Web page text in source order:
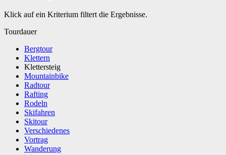
Klick auf ein Kriterium filtert die Ergebnisse.
Tourdauer
Bergtour
Klettern
Klettersteig
Mountainbike
Radtour
Rafting
Rodeln
Skifahren
Skitour
Verschiedenes
Vortrag
Wanderung